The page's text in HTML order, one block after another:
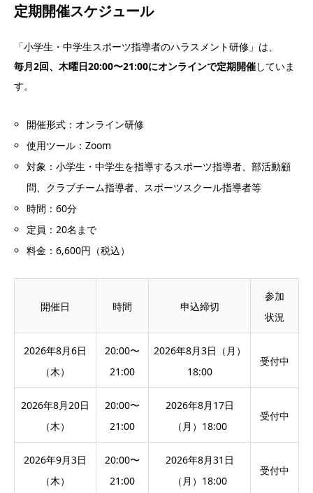
定期開催スケジュール
「小学生・中学生スポーツ指導者のハラスメント研修」は、
毎月2回、木曜日20:00〜21:00にオンラインで定期開催していま
す。
開催形式：オンライン研修
使用ツール：Zoom
対象：小学生・中学生を指導するスポーツ指導者、部活動顧
問、クラブチーム指導者、スポーツスクール指導者等
時間：60分
定員：20名まで
料金：6,600円（税込）
開催日 時間 申込締切
参加
状況
2026年8月6日
（木）
20:00〜
21:00
2026年8月3日（月）
18:00
受付中
2026年8月20日
（木）
20:00〜
21:00
2026年8月17日
（月）18:00
受付中
2026年9月3日
（木）
20:00〜
21:00
2026年8月31日
（月）18:00
受付中